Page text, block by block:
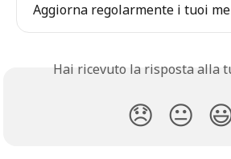
Aggiorna regolarmente i tuoi
Hai ricevuto la risposta alla
😞 😐